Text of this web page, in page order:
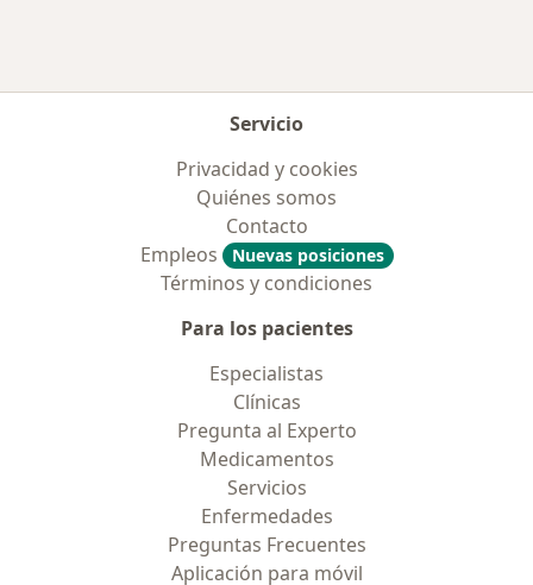
Servicio
Privacidad y cookies
Quiénes somos
Contacto
Empleos
Nuevas posiciones
Términos y condiciones
Para los pacientes
Especialistas
Clínicas
Pregunta al Experto
Medicamentos
Servicios
Enfermedades
Preguntas Frecuentes
Aplicación para móvil